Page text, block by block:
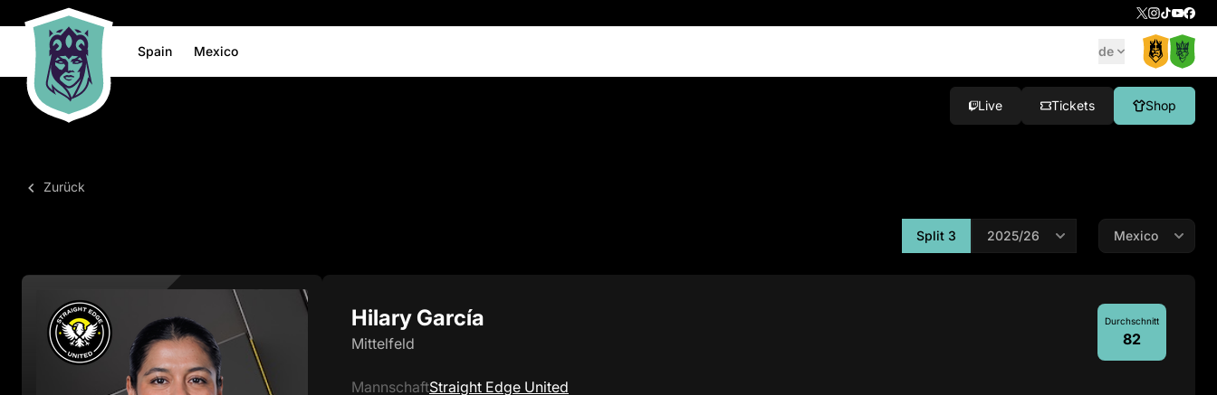
Spain Mexico de
Live Tickets Shop
Zurück
Split 3
Hilary García
Mittelfeld
MannschaftStraight Edge United
Durchschnitt
82